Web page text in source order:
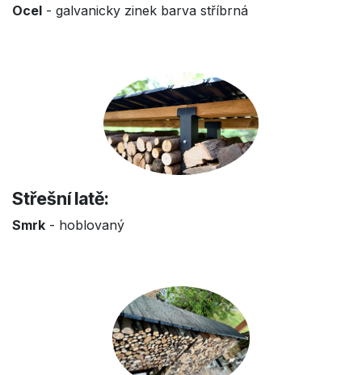
Ocel - galvanicky zinek barva stříbrná
Střešní latě:
Smrk - hoblovaný